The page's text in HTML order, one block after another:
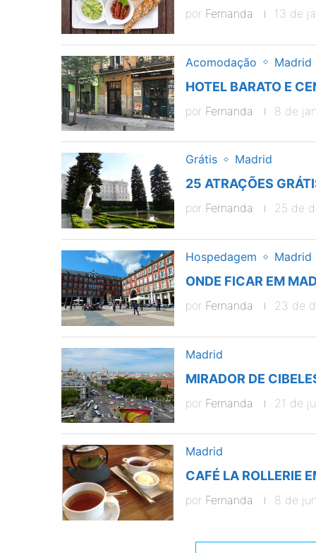
por Fernanda 13 de
Acomodação Madrid
HOTEL BARATO E
por Fernanda 8 de
Grátis Madrid
25 ATRAÇÕES
por Fernanda 25 de
Hospedagem Madrid
ONDE FICAR EM
por Fernanda 23 de
Madrid
MIRADOR DE
por Fernanda 21 de
Madrid
CAFÉ LA ROLLERIE
por Fernanda 8 de